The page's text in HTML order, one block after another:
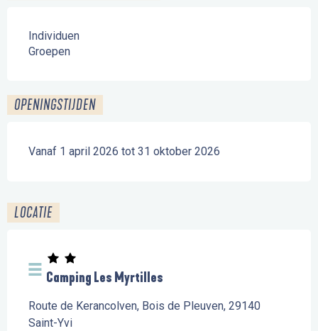
Individuen
Groepen
OPENINGSTIJDEN
Vanaf 1 april 2026 tot 31 oktober 2026
LOCATIE
Camping Les Myrtilles
Route de Kerancolven, Bois de Pleuven, 29140
Saint-Yvi